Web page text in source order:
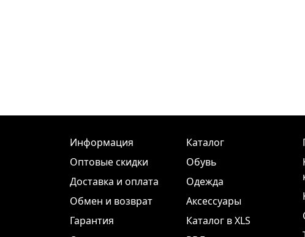
Информация
Оптовые скидки
Доставка и оплата
Обмен и возврат
Гарантия
Каталог
Обувь
Одежда
Аксессуары
Каталог в XLS